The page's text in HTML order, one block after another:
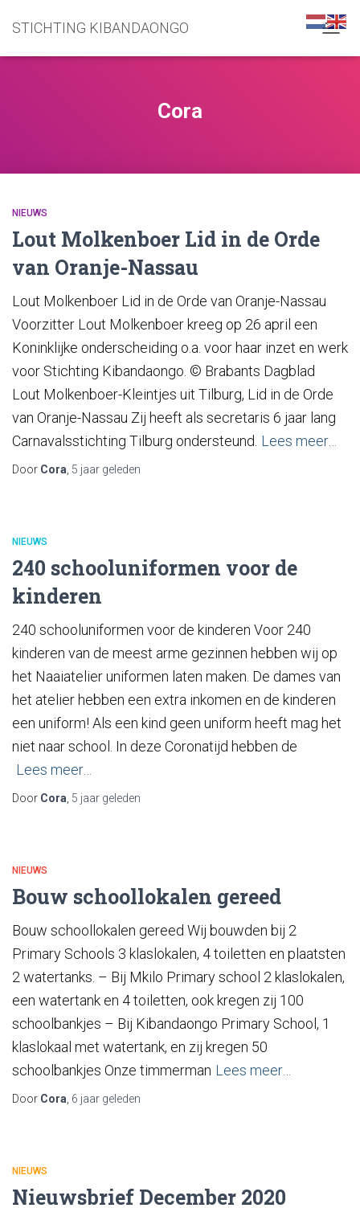
STICHTING KIBANDAONGO
Cora
NIEUWS
Lout Molkenboer Lid in de Orde
van Oranje-Nassau​
Lout Molkenboer Lid in de Orde van Oranje-Nassau
Voorzitter Lout Molkenboer kreeg op 26 april een
Koninklijke onderscheiding o.a. voor haar inzet en werk
voor Stichting Kibandaongo. © Brabants Dagblad
Lout Molkenboer-Kleintjes uit Tilburg, Lid in de Orde
van Oranje-Nassau Zij heeft als secretaris 6 jaar lang
Carnavalsstichting Tilburg ondersteund. Lees meer…
Door Cora 5 jaar geleden
NIEUWS
240 schooluniformen voor de
kinderen
240 schooluniformen voor de kinderen Voor 240
kinderen van de meest arme gezinnen hebben wij op
het Naaiatelier uniformen laten maken. De dames van
het atelier hebben een extra inkomen en de kinderen
een uniform! Als een kind geen uniform heeft mag het
niet naar school. In deze Coronatijd hebben de
Lees meer…
Door Cora 5 jaar geleden
NIEUWS
Bouw schoollokalen gereed
Bouw schoollokalen gereed Wij bouwden bij 2
Primary Schools 3 klaslokalen, 4 toiletten en plaatsten
2 watertanks. – Bij Mkilo Primary school 2 klaslokalen,
een watertank en 4 toiletten, ook kregen zij 100
schoolbankjes – Bij Kibandaongo Primary School, 1
klaslokaal met watertank, en zij kregen 50
schoolbankjes Onze timmerman Lees meer…
Door Cora 6 jaar geleden
NIEUWS
Nieuwsbrief December 2020